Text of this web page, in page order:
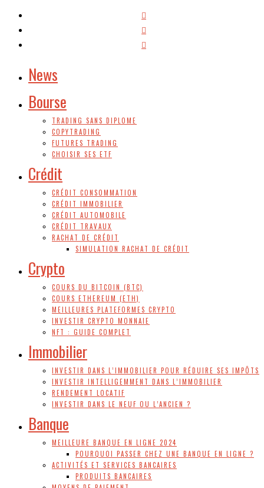
News
Bourse
TRADING SANS DIPLOME
COPYTRADING
FUTURES TRADING
CHOISIR SES ETF
Crédit
CRÉDIT CONSOMMATION
CRÉDIT IMMOBILIER
CRÉDIT AUTOMOBILE
CRÉDIT TRAVAUX
RACHAT DE CRÉDIT
SIMULATION RACHAT DE CRÉDIT
Crypto
COURS DU BITCOIN (BTC)
COURS ETHEREUM (ETH)
MEILLEURES PLATEFORMES CRYPTO
INVESTIR CRYPTO MONNAIE
NFT : GUIDE COMPLET
Immobilier
INVESTIR DANS L’IMMOBILIER POUR RÉDUIRE SES IMPÔTS
INVESTIR INTELLIGEMMENT DANS L’IMMOBILIER
RENDEMENT LOCATIF
INVESTIR DANS LE NEUF OU L’ANCIEN ?
Banque
MEILLEURE BANQUE EN LIGNE 2024
POURQUOI PASSER CHEZ UNE BANQUE EN LIGNE ?
ACTIVITÉS ET SERVICES BANCAIRES
PRODUITS BANCAIRES